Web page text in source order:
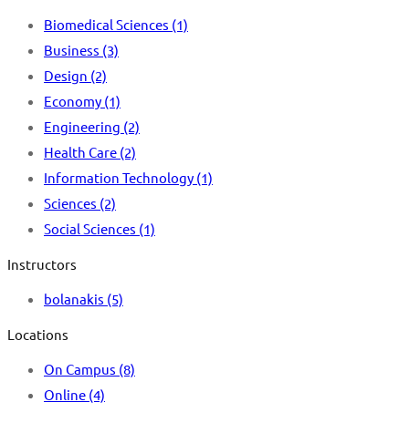
Biomedical Sciences (1)
Business (3)
Design (2)
Economy (1)
Engineering (2)
Health Care (2)
Information Technology (1)
Sciences (2)
Social Sciences (1)
Instructors
bolanakis (5)
Locations
On Campus (8)
Online (4)